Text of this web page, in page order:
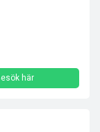
här